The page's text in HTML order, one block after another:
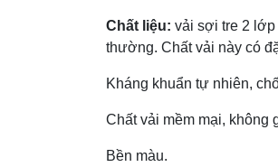
Chất liệu: vải sợi tre 2 lớp
thường. Chất vải này có
Kháng khuẩn tự nhiên,
Chất vải mềm mại, không
Bền màu.